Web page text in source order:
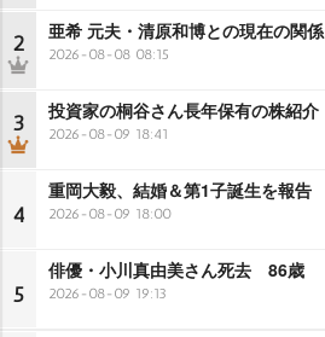
2 亜希 元夫・清原和博との現在の関係
2026-08-08 08:15
3 投資家の桐谷さん長年保有の株紹介
2026-08-09 18:41
4
重岡大毅、結婚＆第1子誕生を報告
2026-08-09 18:00
5
俳優・小川真由美さん死去 86歳
2026-08-09 19:13